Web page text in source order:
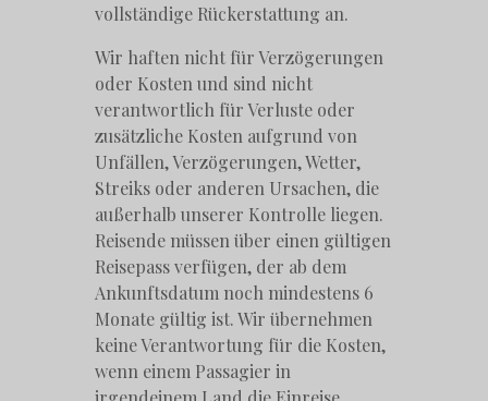
vollständige Rückerstattung an.
Wir haften nicht für Verzögerungen
oder Kosten und sind nicht
verantwortlich für Verluste oder
zusätzliche Kosten aufgrund von
Unfällen, Verzögerungen, Wetter,
Streiks oder anderen Ursachen, die
außerhalb unserer Kontrolle liegen.
Reisende müssen über einen gültigen
Reisepass verfügen, der ab dem
Ankunftsdatum noch mindestens 6
Monate gültig ist. Wir übernehmen
keine Verantwortung für die Kosten,
wenn einem Passagier in